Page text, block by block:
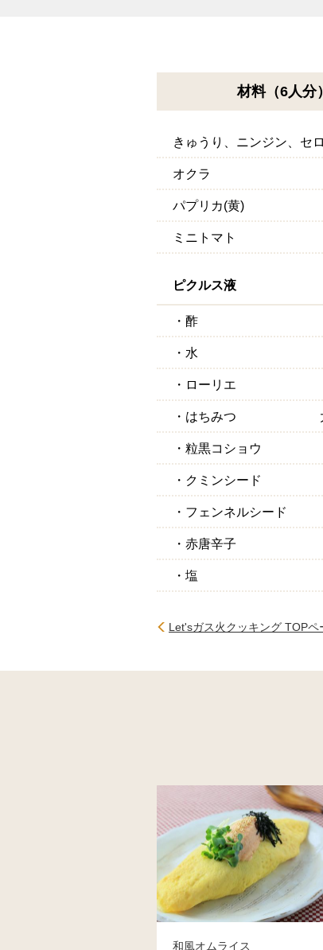
材料（6人分）
きゅうり、ニンジン、セ
オクラ
パプリカ(黄)
ミニトマト
ピクルス液
・酢
・水
・ローリエ
・はちみつ
・粒黒コショウ
・クミンシード
・フェンネルシード
・赤唐辛子
・塩
Let'sガス火クッキング TOPペ
和風オムライス